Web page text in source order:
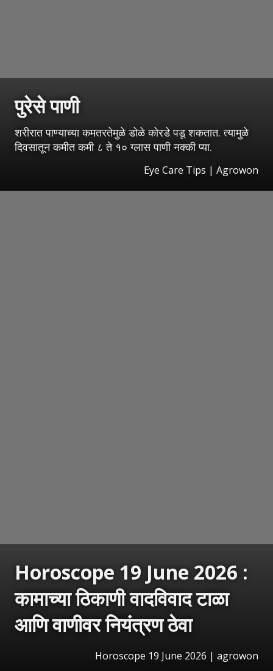
पुरेसे पाणी
शरीरात पाण्याच्या कमतरतेमुळे डोळे कोरडे पडू शकतात. त्यामुळे
दिवसातून कमीत कमी ८ ते १० ग्लास पाणी नक्की प्या.
Eye Care Tips | Agrowon
Horoscope 19 June 2026 :
कामाच्या ठिकाणी वादविवाद टाळा
आणि वाणीवर नियंत्रण ठेवा
Horoscope 19 June 2026 | agrowon